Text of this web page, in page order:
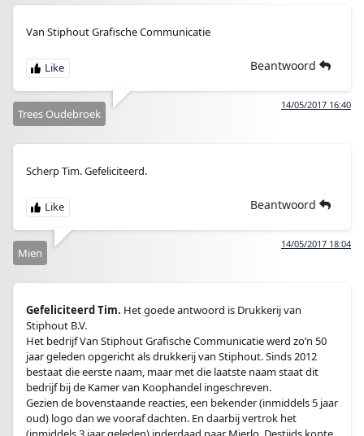
Van Stiphout Grafische Communicatie
Beantwoord
14/05/2017 16:40
Trees Oudebroek
Scherp Tim. Gefeliciteerd.
Beantwoord
14/05/2017 18:04
Mien
Gefeliciteerd Tim. Het goede antwoord is Drukkerij van
Stiphout B.V.
Het bedrijf Van Stiphout Grafische Communicatie werd zo’n 50
jaar geleden opgericht als drukkerij van Stiphout. Sinds 2012
bestaat die eerste naam, maar met die laatste naam staat dit
bedrijf bij de Kamer van Koophandel ingeschreven.
Gezien de bovenstaande reacties, een bekender (inmiddels 5 jaar
oud) logo dan we vooraf dachten. En daarbij vertrok het